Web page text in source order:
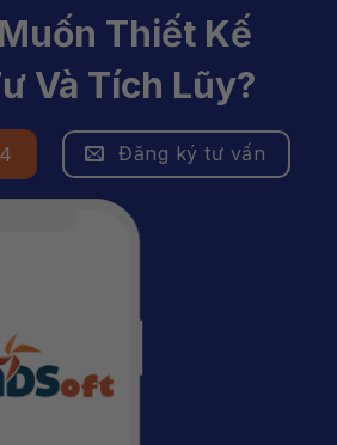
Thiết Kế
Và Tích Lũy?
Đăng ký tư vấn